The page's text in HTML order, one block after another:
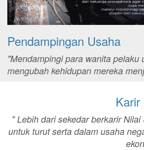
Pendampingan Usaha
"Mendampingi para wanita pelaku
mengubah kehidupan mereka
"Lebih dari sekedar berkarir
untuk turut serta dalam usaha